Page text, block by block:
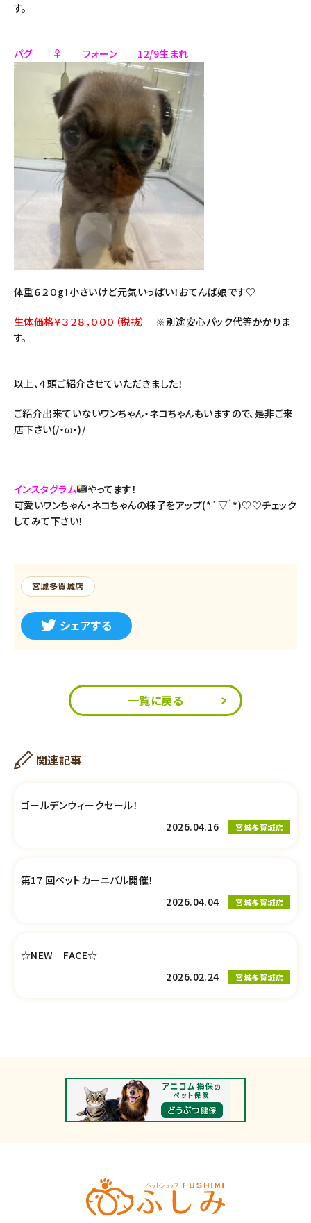
す。
パグ ♀ フォーン 12/9生まれ
体重６２０g！小さいけど元気いっぱい！おてんば娘です♡
生体価格￥３２８，０００（税抜）
※別途安心パック代等かかりま
す。
以上、４頭ご紹介させていただきました！
ご紹介出来ていないワンちゃん・ネコちゃんもいますので、是非ご来
店下さい(/・ω・)/
インスタグラム
やってます！
可愛いワンちゃん・ネコちゃんの様子をアップ(*´▽｀*)♡♡チェック
してみて下さい！
宮城多賀城店
シェアする
一覧に戻る
関連記事
ゴールデンウィークセール！
2026.04.16
宮城多賀城店
第17 回ペットカーニバル開催！
2026.04.04
宮城多賀城店
☆NEW FACE☆
2026.02.24
宮城多賀城店